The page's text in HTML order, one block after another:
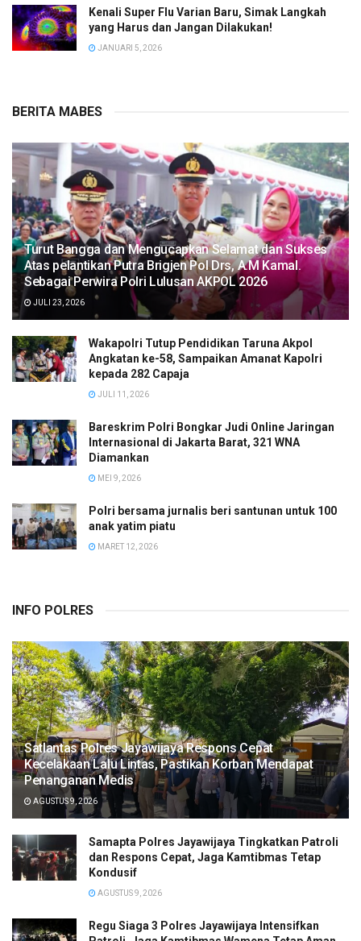
Kenali Super Flu Varian Baru, Simak Langkah
yang Harus dan Jangan Dilakukan!
JANUARI 5, 2026
BERITA MABES
Turut Bangga dan Mengucapkan Selamat dan Sukses
Atas pelantikan Putra Brigjen Pol Drs, A.M Kamal.
Sebagai Perwira Polri Lulusan AKPOL 2026
JULI 23, 2026
Wakapolri Tutup Pendidikan Taruna Akpol
Angkatan ke-58, Sampaikan Amanat Kapolri
kepada 282 Capaja
JULI 11, 2026
Bareskrim Polri Bongkar Judi Online Jaringan
Internasional di Jakarta Barat, 321 WNA
Diamankan
MEI 9, 2026
Polri bersama jurnalis beri santunan untuk 100
anak yatim piatu
MARET 12, 2026
INFO POLRES
Satlantas Polres Jayawijaya Respons Cepat
Kecelakaan Lalu Lintas, Pastikan Korban Mendapat
Penanganan Medis
AGUSTUS 9, 2026
Samapta Polres Jayawijaya Tingkatkan Patroli
dan Respons Cepat, Jaga Kamtibmas Tetap
Kondusif
AGUSTUS 9, 2026
Regu Siaga 3 Polres Jayawijaya Intensifkan